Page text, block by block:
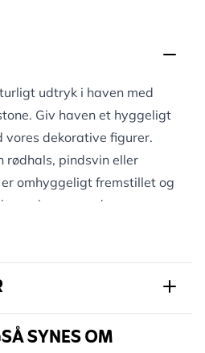
udtryk i haven med
Giv haven et hyggeligt
dekorative figurer.
rødhals, pindsvin eller
omhyggeligt fremstillet og
en charmerende og
er lavet af Polystone –
eller ved
du stiller dem, skaber de
for både dig og
703460119
SYNES OM